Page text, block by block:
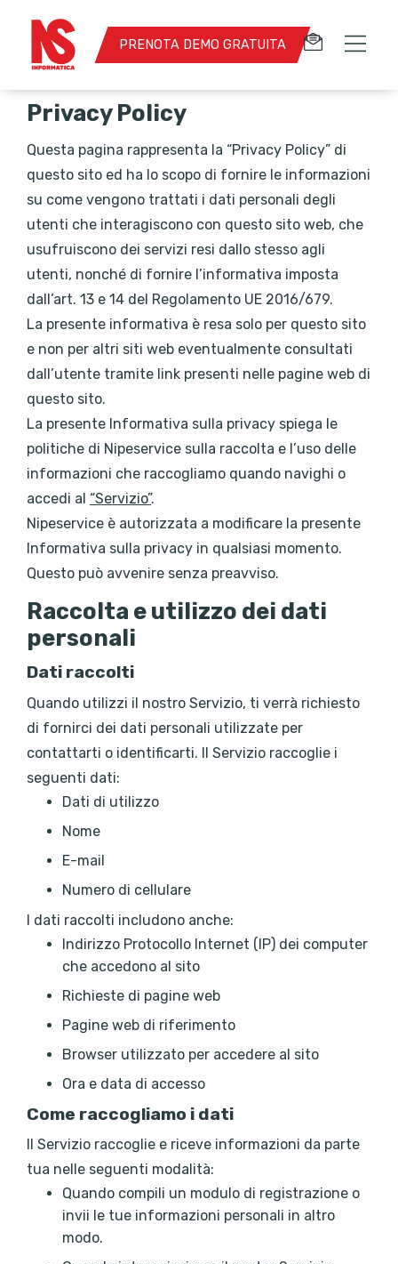
PRENOTA DEMO GRATUITA
Privacy Policy
Questa pagina rappresenta la “Privacy Policy” di
questo sito ed ha lo scopo di fornire le informazioni
su come vengono trattati i dati personali degli
utenti che interagiscono con questo sito web, che
usufruiscono dei servizi resi dallo stesso agli
utenti, nonché di fornire l’informativa imposta
dall’art. 13 e 14 del Regolamento UE 2016/679.
La presente informativa è resa solo per questo sito
e non per altri siti web eventualmente consultati
dall’utente tramite link presenti nelle pagine web di
questo sito.
La presente Informativa sulla privacy spiega le
politiche di Nipeservice sulla raccolta e l’uso delle
informazioni che raccogliamo quando navighi o
accedi al “Servizio”.
Nipeservice è autorizzata a modificare la presente
Informativa sulla privacy in qualsiasi momento.
Questo può avvenire senza preavviso.
Raccolta e utilizzo dei dati
personali
Dati raccolti
Quando utilizzi il nostro Servizio, ti verrà richiesto
di fornirci dei dati personali utilizzate per
contattarti o identificarti. Il Servizio raccoglie i
seguenti dati:
Dati di utilizzo
Nome
E-mail
Numero di cellulare
I dati raccolti includono anche:
Indirizzo Protocollo Internet (IP) dei computer
che accedono al sito
Richieste di pagine web
Pagine web di riferimento
Browser utilizzato per accedere al sito
Ora e data di accesso
Come raccogliamo i dati
Il Servizio raccoglie e riceve informazioni da parte
tua nelle seguenti modalità:
Quando compili un modulo di registrazione o
invii le tue informazioni personali in altro
modo.